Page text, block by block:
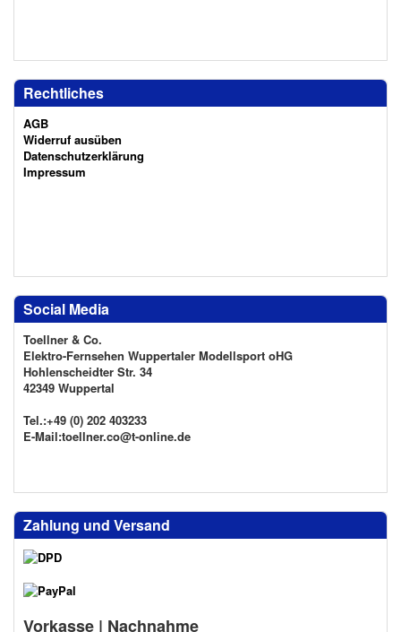
Rechtliches
AGB
Widerruf ausüben
Datenschutzerklärung
Impressum
Social Media
Toellner & Co.
Elektro-Fernsehen Wuppertaler Modellsport oHG
Hohlenscheidter Str. 34
42349 Wuppertal
Tel.:+49 (0) 202 403233
E-Mail:toellner.co@t-online.de
Zahlung und Versand
Vorkasse | Nachnahme